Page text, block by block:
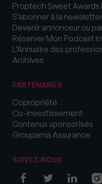
Proptech Sweet Awards
S’abonner à la newsletter
Devenir annonceur ou
Réserver Mon Podcast
L’Annuaire des
Archives
PARTENAIRES
Copropriété
Co-investissement
Contenus sponsorisés
Groupama Assurance
SUIVEZ-NOUS